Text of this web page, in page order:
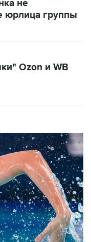
не
юрлица группы
Ozon и WB